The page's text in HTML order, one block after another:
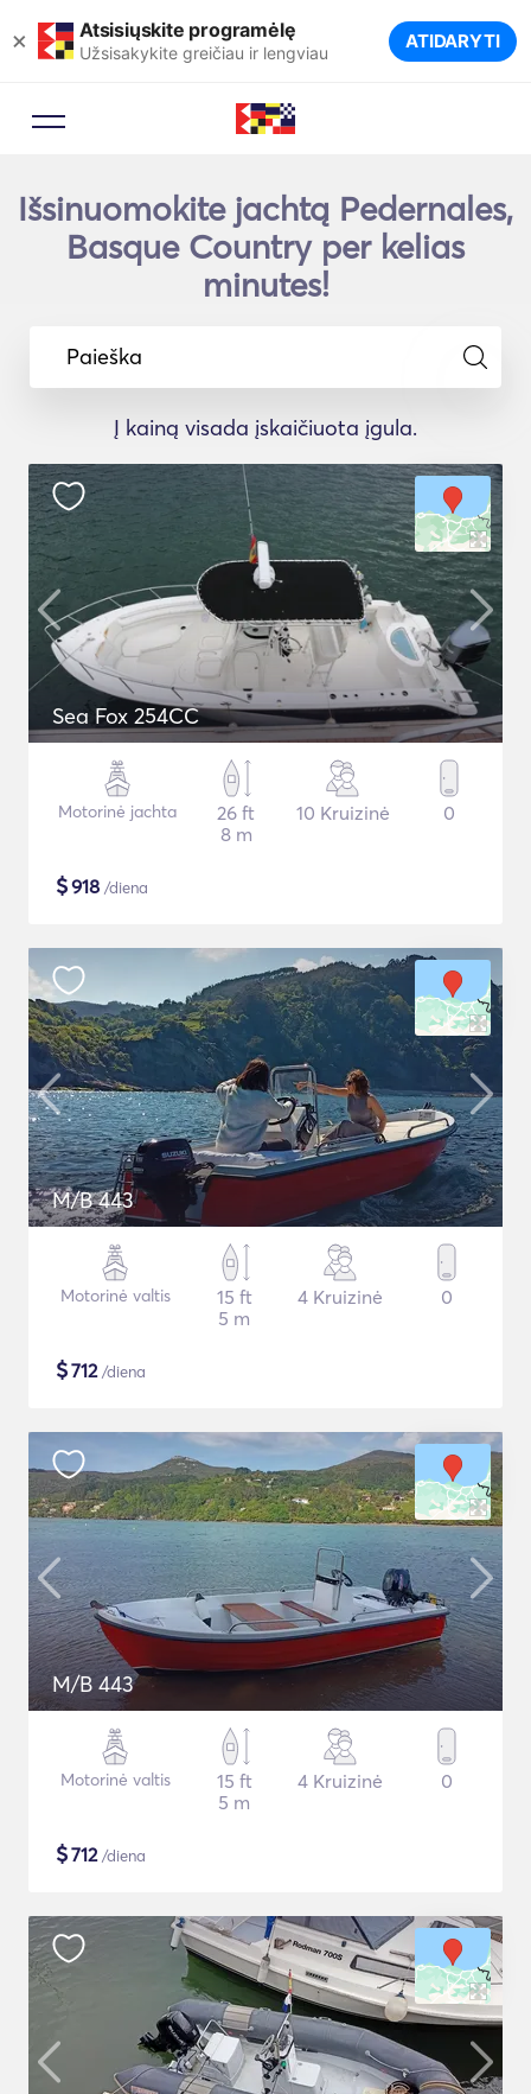
× Atsisiųskite programėlę
Užsisakykite greičiau ir lengviau ATIDARYTI
Išsinuomokite jachtą Pedernales,
Basque Country per kelias
minutes!
Paieška
Į kainą visada įskaičiuota įgula.
Sea Fox 254CC
Motorinė jachta
26 ft
8 m
10 Kruizinė 0
$918 /diena
M/B 443
Motorinė valtis
15 ft
5 m
4 Kruizinė 0
$712/diena
M/B 443
Motorinė valtis
15 ft
5 m
4 Kruizinė 0
$712/diena